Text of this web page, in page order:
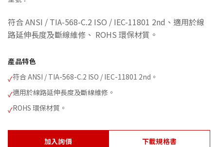
符合 ANSI / TIA-568-C.2 ISO / IEC-11801 2nd、適用於線
路延伸長度及斷線維修、 ROHS 環保材質。
產品特色
✓符合 ANSI / TIA-568-C.2 ISO / IEC-11801 2nd。
✓適用於線路延伸長度及斷線維修。
✓ROHS 環保材質。
加入詢價 下載規格書